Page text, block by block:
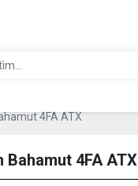
4FA ATX
Bahamut 4FA ATX